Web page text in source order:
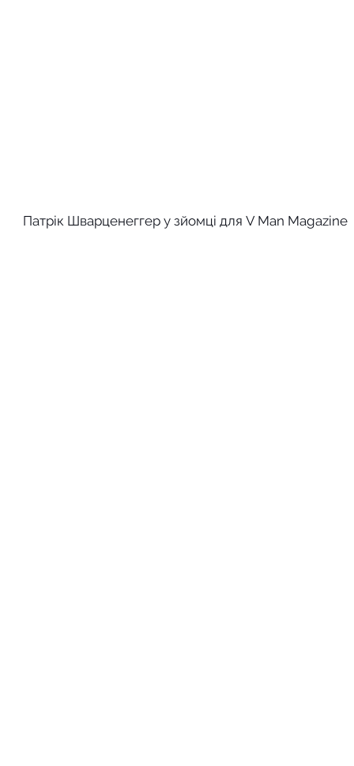
Патрік Шварценеггер у зйомці для V Man Magazine